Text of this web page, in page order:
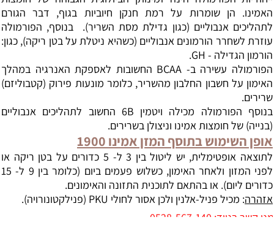
האמינו. הן שומרות על רמת חנקן חיוביות בגוף, דבר הגורם
לתהליכים אנבוליים (כגון גדילת מסת השריר). בנוסף, הפורמולה
עוזרת לשחרר הורמונים אנבוליים (כשהיא ניטלת על בטן ריקה), כגון:
הורמון הגדילה - GH.
הפורמולה עשירה ב- BCAA החשובות לאספקת האנרגיה במהלך
האימון על חשבון החלבון מהשריר, כלומר מונעות פירוק (קטבוליזם)
שרירים.
בנוסף הפורמולה מכילה ויטמין 6B החשוב לתהליכים אנבוליים
(בנייה) של חומצות אמינו וניצולן בשרירים.
אופן השימוש בתוסף המזן אמינו 1900
לתוצאה אופטימלית, יש ליטול בין 3 ל- 5 כדורים על בטן ריקה או
לפני המזון ולאחר האימון, כשלוש פעמים ביום (כלומר בין 9 ל- 15
כדורים ליום). או בהתאם לתוכנית התזונה והאימונים.
אזהרה: מכיל פניל-אלנין ולכן אסור לחולי PKU (פנילקטונורויה).
567-140